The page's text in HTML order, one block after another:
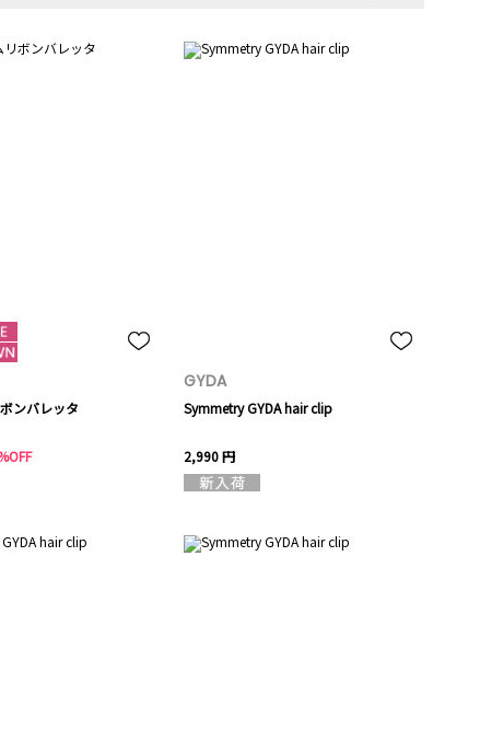
ンバレッタ
GYDA
Symmetry GYDA hair clip
2,990 円